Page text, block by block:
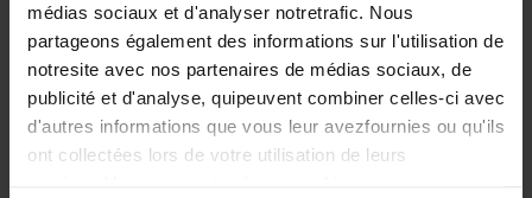
médias sociaux et d'analyser notretrafic. Nous
partageons également des informations sur l'utilisation de
notresite avec nos partenaires de médias sociaux, de
publicité et d'analyse, quipeuvent combiner celles-ci avec
d'autres informations que vous leur avezfournies ou qu'ils
ont collectées lors de votre utilisation de leurs
Informations supplémentaires